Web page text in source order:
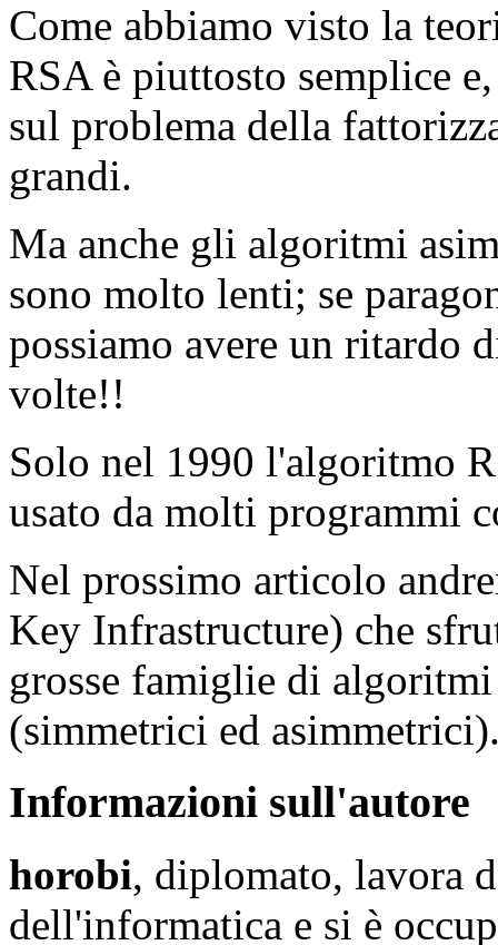
Come abbiamo visto la
RSA è piuttosto semplice
sul problema della
grandi.
Ma anche gli algoritmi
sono molto lenti; se
possiamo avere un ritardo
volte!!
Solo nel 1990 l'algoritmo
usato da molti programmi
Nel prossimo articolo
Key Infrastructure) che
grosse famiglie di
(simmetrici ed
Informazioni sull'autore
horobi, diplomato, lavora
dell'informatica e si è